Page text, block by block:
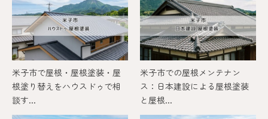
米子市で屋根・屋根塗装・屋
根塗り替えをハウスドゥで相
談す...
米子市での屋根メンテナン
ス：日本建設による屋根塗装
と屋根...